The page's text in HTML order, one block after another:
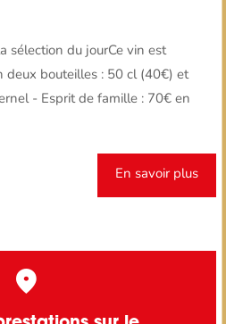
sélection du jourCe vin est
deux bouteilles : 50 cl (40€) et
- Esprit de famille : 70€ en
En savoir plus